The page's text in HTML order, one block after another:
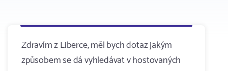
Zdravím z Liberce, měl bych dotaz jakým
způsobem se dá vyhledávat v hostovaných